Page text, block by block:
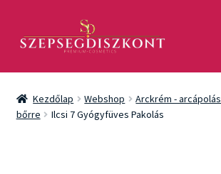
aa
Akció
Csomagok
Kezdőlap Webshop Arckrém - arcápolás
bőrre
Ilcsi 7 Gyógyfüves Pakolás